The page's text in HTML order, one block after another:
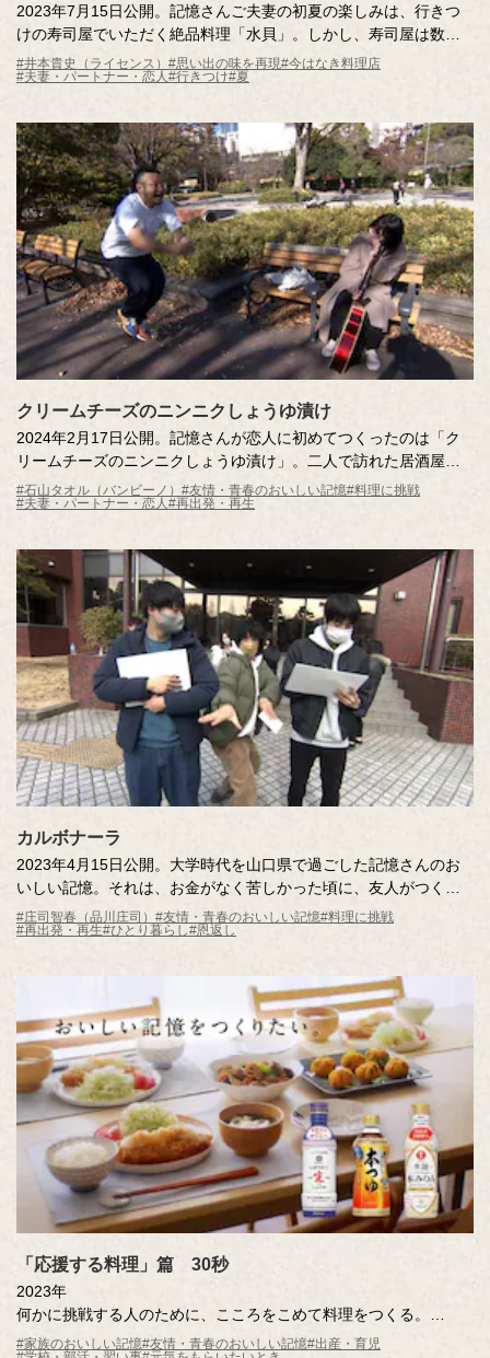
2023年7月15日公開。記憶さんご夫妻の初夏の楽しみは、行きつ
けの寿司屋でいただく絶品料理「水貝」。しかし、寿司屋は数年
前に閉店し、今では食べられない味に。「水貝」とは一体どんな
料理なのか？夏の訪れを感じられる涼やかな一品を求めて、調査
#井本貴史（ライセンス） #思い出の味を再現#今はなき料理店
#夫妻・パートナー・恋人 #行きつけ#夏
クリームチーズのニンニクしょうゆ漬け
2024年2月17日公開。記憶さんが恋人に初めてつくったのは「ク
リームチーズのニンニクしょうゆ漬け」。二人で訪れた居酒屋で
食した一品だったそう。しかし、彼とお別れしてからは、ほろ苦
い思い出に…。今回は、調査員とともに最高の食材を集めて、思
#石山タオル（バンビーノ） #友情・青春のおいしい記憶#料理に挑戦
#夫妻・パートナー・恋人#再出発・再生
カルボナーラ
2023年4月15日公開。大学時代を山口県で過ごした記憶さんのお
いしい記憶。それは、お金がなく苦しかった頃に、友人がつくっ
てくれたカルボナーラ。当時は感謝を伝えることができなかった
友人に、恩返しをしたいという記憶さん。カルボナーラ専門店の
たまる、男の友情物語です。
#庄司智春（品川庄司） #友情・青春のおいしい記憶#料理に挑戦
#再出発・再生#ひとり暮らし#恩返し
「応援する料理」篇 30秒
2023年
何かに挑戦する人のために、こころをこめて料理をつくる。
そんな料理の音には、料理をする人のこころが伝わって「がんば
#家族のおいしい記憶#友情・青春のおいしい記憶#出産・育児